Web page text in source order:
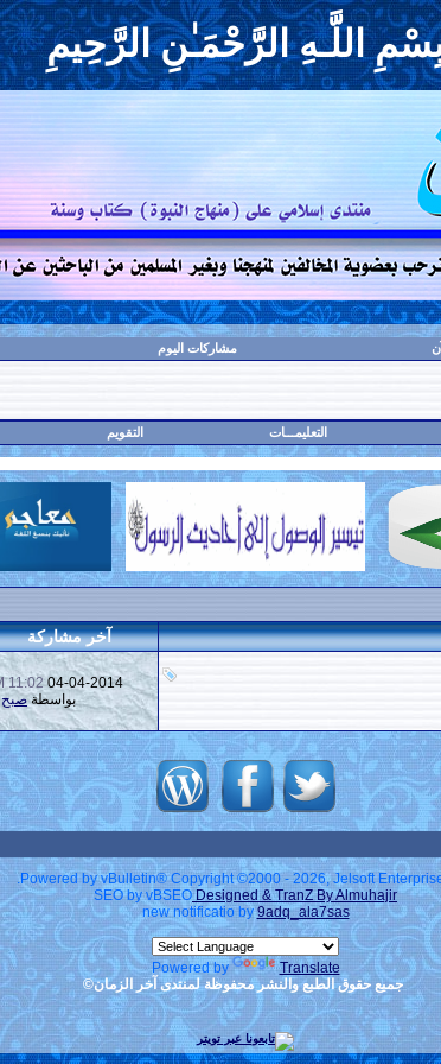
اللَّـهِ الرَّحْمَـٰنِ الرَّحِيمِ
مشاركات اليوم
التعليمـــات التقويم
آخر مشاركة
04-04-2014
11:02 PM
بواسطةصبح
Powered by vBulletin® Copyright ©2000 - 2026, Jelsoft
SEO by vBSEODesigned & TranZ By Almuhajir
new notificatio by9adq_ala7sas
Powered by
Translate
جميع حقوق الطبع والنشر محفوظة لمنتدى آخر الزمان©